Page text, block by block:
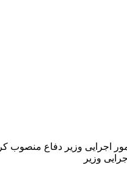
اجرایی وزیر دفاع منصوب
وزیر